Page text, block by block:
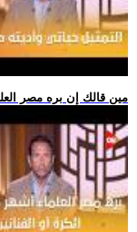
.. مين قالك إن بره مصر